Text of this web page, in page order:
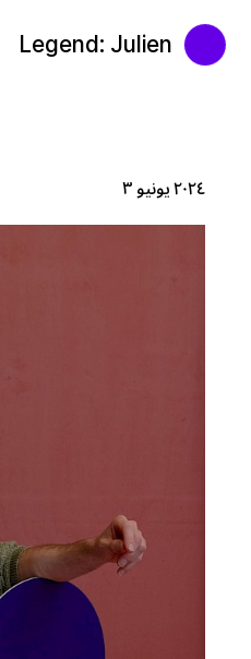
Legend: Julien
٢٠٢٤ يونيو ٣